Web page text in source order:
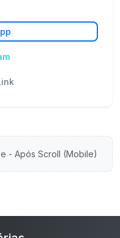
- Após Scroll (Mobile)